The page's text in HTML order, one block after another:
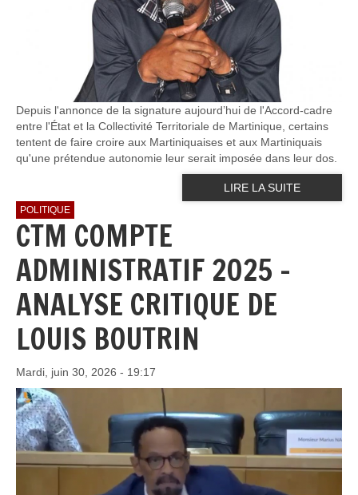
Depuis l'annonce de la signature aujourd’hui de l'Accord-cadre
entre l'État et la Collectivité Territoriale de Martinique, certains
tentent de faire croire aux Martiniquaises et aux Martiniquais
qu'une prétendue autonomie leur serait imposée dans leur dos.
LIRE LA SUITE
POLITIQUE
CTM COMPTE
ADMINISTRATIF 2025 -
ANALYSE CRITIQUE DE
LOUIS BOUTRIN
Mardi, juin 30, 2026 - 19:17